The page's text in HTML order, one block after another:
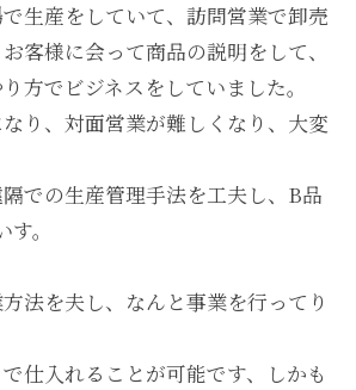
生産をしていて、訪問営業で卸売
客様に会って商品の説明をして、
方でビジネスをしていました。
り、対面営業が難しくなり、大変
での生産管理手法を工夫し、B品
。
法を夫し、なんと事業を行ってり
仕入れることが可能です、しかも